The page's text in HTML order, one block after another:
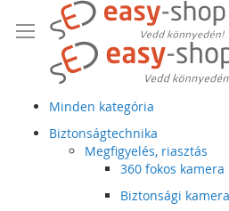
Minden kategória
Biztonságtechnika
Megfigyelés, riasztás
360 fokos kamera
Biztonsági kamera